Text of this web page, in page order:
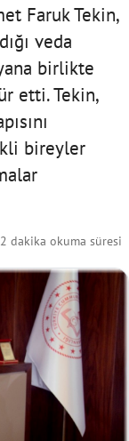
Faruk Tekin,
veda
birlikte
etti. Tekin,
bireyler
2 dakika okuma süresi